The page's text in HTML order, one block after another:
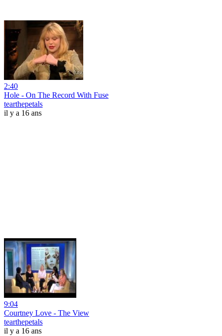
2:40
Hole - On The Record With Fuse
tearthepetals
il y a 16 ans
9:04
Courtney Love - The View
tearthepetals
il y a 16 ans